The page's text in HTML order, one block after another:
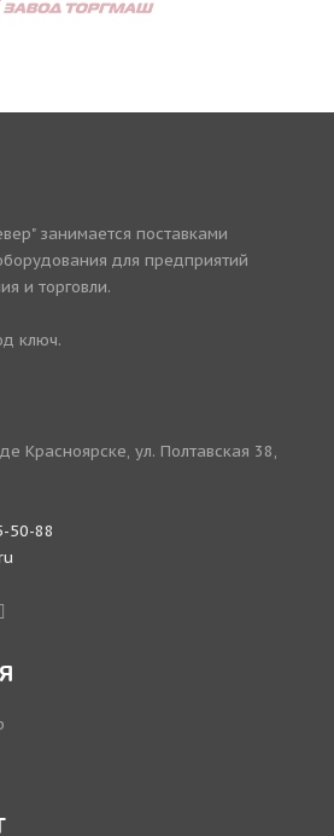
занимается поставками
для предприятий
и торговли.
ключ.
Красноярске, ул. Полтавская 38,
50-88